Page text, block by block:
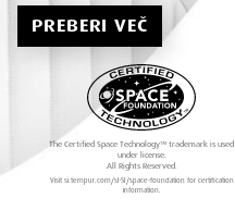
PREBERI VEČ
The Certified Space Technology™ trademark is used
under license.
All Rights Reserved.
Visit si.tempur.com/sl-SI/space-foundation for certification
information.